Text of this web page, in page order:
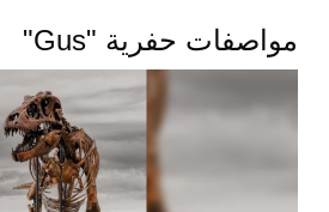
مواصفات حفرية "Gus"